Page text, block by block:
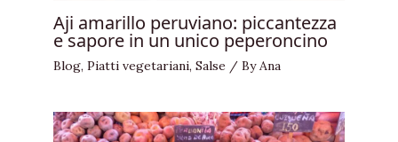
Aji amarillo peruviano: piccantezza
e sapore in un unico peperoncino
Blog, Piatti vegetariani, Salse / ByAna